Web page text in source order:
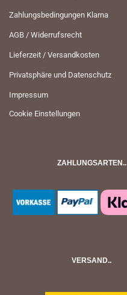
Zahlungsbedingungen Klarna
AGB / Widerrufsrecht
Lieferzeit / Versandkosten
Privatsphäre und Datenschutz
Impressum
Cookie Einstellungen
ZAHLUNGSARTEN..
VERSAND..